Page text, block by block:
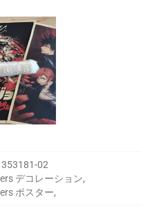
02
デコレーション,
ポスター,